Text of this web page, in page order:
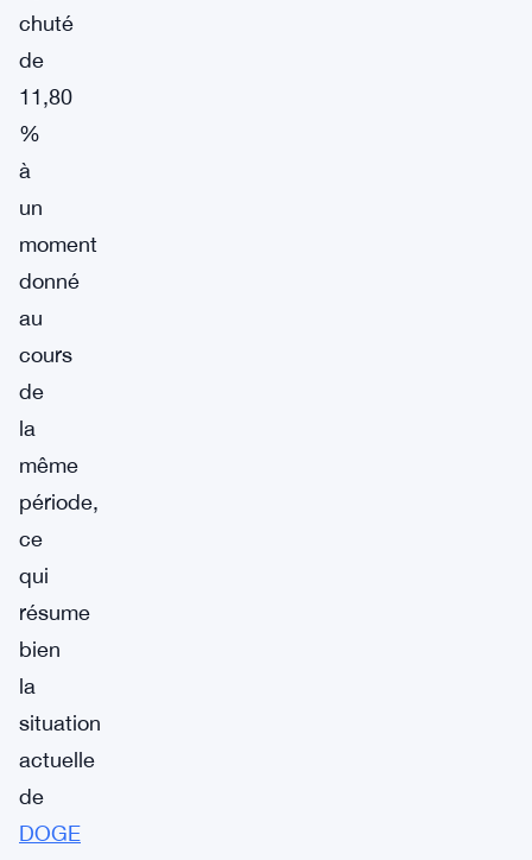
chuté
de
11,80
%
à
un
moment
donné
au
cours
de
la
même
période,
ce
qui
résume
bien
la
situation
actuelle
de
DOGE